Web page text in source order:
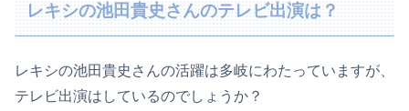
レキシの池田貴史さんのテレビ出演は？
レキシの池田貴史さんの活躍は多岐にわたっていますが、
テレビ出演はしているのでしょうか？